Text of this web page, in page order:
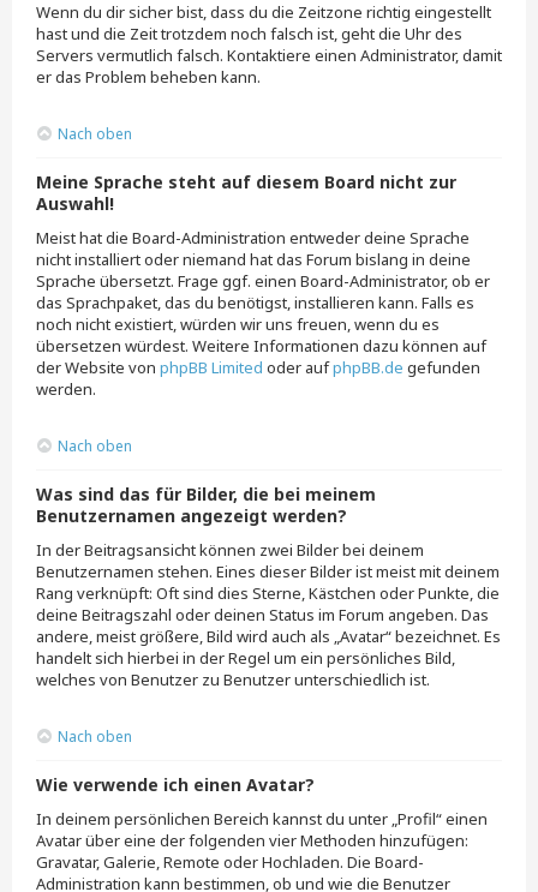
Wenn du dir sicher bist, dass du die Zeitzone richtig eingestellt
hast und die Zeit trotzdem noch falsch ist, geht die Uhr des
Servers vermutlich falsch. Kontaktiere einen Administrator, damit
er das Problem beheben kann.
Nach oben
Meine Sprache steht auf diesem Board nicht zur
Auswahl!
Meist hat die Board-Administration entweder deine Sprache
nicht installiert oder niemand hat das Forum bislang in deine
Sprache übersetzt. Frage ggf. einen Board-Administrator, ob er
das Sprachpaket, das du benötigst, installieren kann. Falls es
noch nicht existiert, würden wir uns freuen, wenn du es
übersetzen würdest. Weitere Informationen dazu können auf
der Website von phpBB Limited oder aufphpBB.de gefunden
werden.
Nach oben
Was sind das für Bilder, die bei meinem
Benutzernamen angezeigt werden?
In der Beitragsansicht können zwei Bilder bei deinem
Benutzernamen stehen. Eines dieser Bilder ist meist mit deinem
Rang verknüpft: Oft sind dies Sterne, Kästchen oder Punkte, die
deine Beitragszahl oder deinen Status im Forum angeben. Das
andere, meist größere, Bild wird auch als „Avatar“ bezeichnet. Es
handelt sich hierbei in der Regel um ein persönliches Bild,
welches von Benutzer zu Benutzer unterschiedlich ist.
Nach oben
Wie verwende ich einen Avatar?
In deinem persönlichen Bereich kannst du unter „Profil“ einen
Avatar über eine der folgenden vier Methoden hinzufügen:
Gravatar, Galerie, Remote oder Hochladen. Die Board-
Administration kann bestimmen, ob und wie die Benutzer